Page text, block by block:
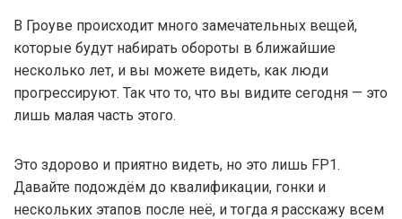
В Гроуве происходит много замечательных вещей,
которые будут набирать обороты в ближайшие
несколько лет, и вы можете видеть, как люди
прогрессируют. Так что то, что вы видите сегодня — это
лишь малая часть этого.
Это здорово и приятно видеть, но это лишь FP1.
Давайте подождём до квалификации, гонки и
нескольких этапов после неё, и тогда я расскажу всем